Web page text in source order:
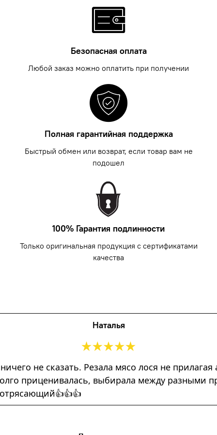
Безопасная оплата
Любой заказ можно оплатить при получении
Полная гарантийная поддержка
Быстрый обмен или возврат, если товар вам не
подошел
100% Гарантия подлинности
Только оригинальная продукция с сертификатами
качества
Наталья
не сказать. Резала мясо лося не
приценивалась, выбирала между разными